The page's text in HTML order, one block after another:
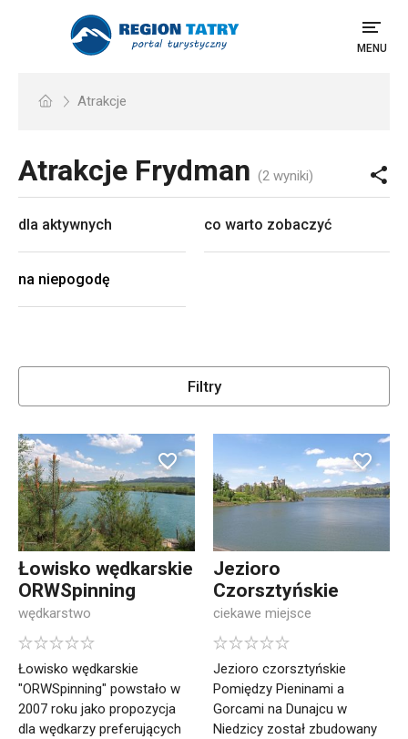
MENU
Atrakcje
Atrakcje Frydman (2 wyniki)
dla aktywnych co warto zobaczyć
na niepogodę
Filtry
Łowisko wędkarskie
ORWSpinning
wędkarstwo
Łowisko wędkarskie
"ORWSpinning" powstało w
2007 roku jako propozycja
dla wędkarzy preferujących
Jezioro
Czorsztyńskie
ciekawe miejsce
Jezioro czorsztyńskie
Pomiędzy Pieninami a
Gorcami na Dunajcu w
Niedzicy został zbudowany